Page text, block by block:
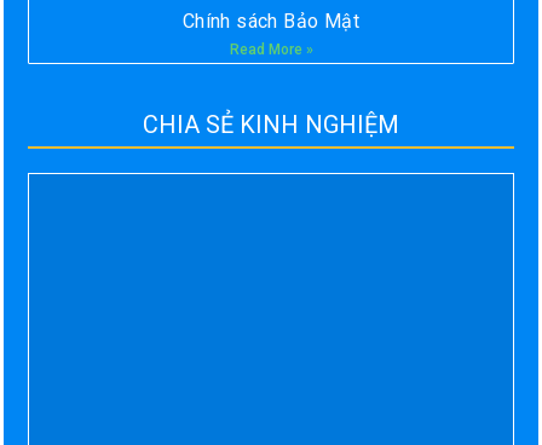
Chính sách Bảo Mật
Read More »
CHIA SẺ KINH NGHIỆM